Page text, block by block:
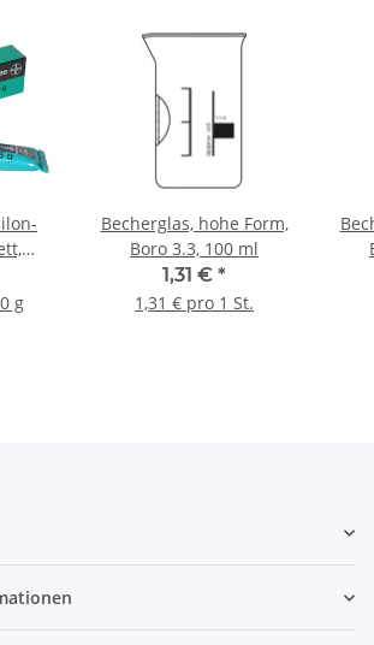
g
Becherglas, hohe Form,
Boro 3.3, 100 ml
1,31 € *
1,31 € pro 1 St.